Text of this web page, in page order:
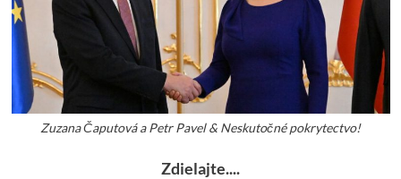
Zuzana Čaputová a Petr Pavel & Neskutočné pokrytectvo!
Zdielajte....